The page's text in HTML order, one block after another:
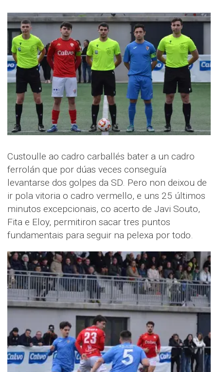
Custoulle ao cadro carballés bater a un cadro
ferrolán que por dúas veces conseguía
levantarse dos golpes da SD. Pero non deixou de
ir pola vitoria o cadro vermello, e uns 25 últimos
minutos excepcionais, co acerto de Javi Souto,
Fita e Eloy, permitiron sacar tres puntos
fundamentais para seguir na pelexa por todo.